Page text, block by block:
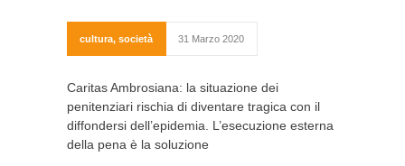
cultura, società 31 Marzo 2020
Caritas Ambrosiana: la situazione dei
penitenziari rischia di diventare tragica con il
diffondersi dell’epidemia. L’esecuzione esterna
della pena è la soluzione